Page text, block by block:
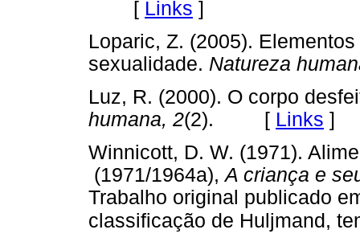
[ Links ]
Loparic, Z. (2005).
sexualidade. Natureza
Luz, R. (2000). O corpo
humana, 2(2). [ Links ]
Winnicott, D. W. (1971).
(1971/1964a),A criança e
Trabalho original publicado
classificação de Huljmand,